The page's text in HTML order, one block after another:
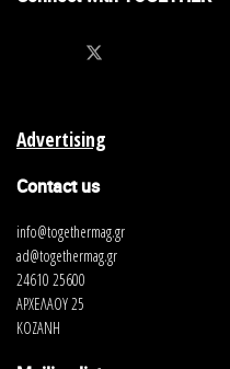
Advertising
Contact us
info@togethermag.gr
ad@togethermag.gr
24610 25600
ΑΡΧΕΛΑΟΥ 25
ΚΟΖΑΝΗ